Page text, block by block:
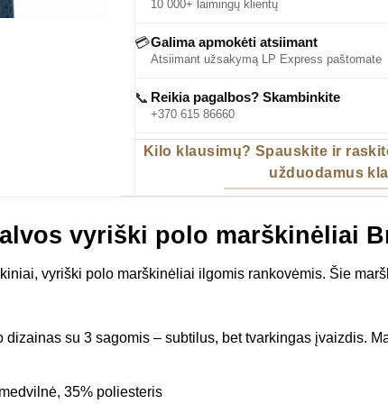
10 000+ laimingų klientų
💳Galima apmokėti atsiimant
Atsiimant užsakymą LP Express paštomate
📞 Reikia pagalbos? Skambinkite
+370 615 86660
Kilo klausimų? Spauskite ir
užduodamus
vyriški polo marškinėliai
vyriški polo marškinėliai ilgomis rankovėmis. Šie
dizainas su 3 sagomis – subtilus, bet tvarkingas įvaizdis.
35% poliesteris